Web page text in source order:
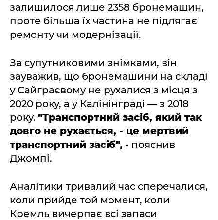
залишилося лише 2358 бронемашин,
проте більша їх частина не підлягає
ремонту чи модернізації.
За супутниковими знімками, він
зауважив, що бронемашини на складі
у Сайграєвому не рухалися з місця з
2020 року, а у Калінінграді — з 2018
року. "Транспортний засіб, який так
довго не рухається, - це мертвий
транспортний засіб", - пояснив
Джомпі.
Аналітики тривалий час сперечалися,
коли прийде той момент, коли
Кремль вичерпає всі запаси